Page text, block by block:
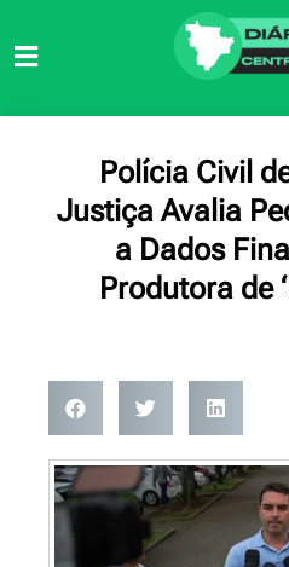
para
Polícia Civil
Justiça Avalia
a Dados
Produtora de